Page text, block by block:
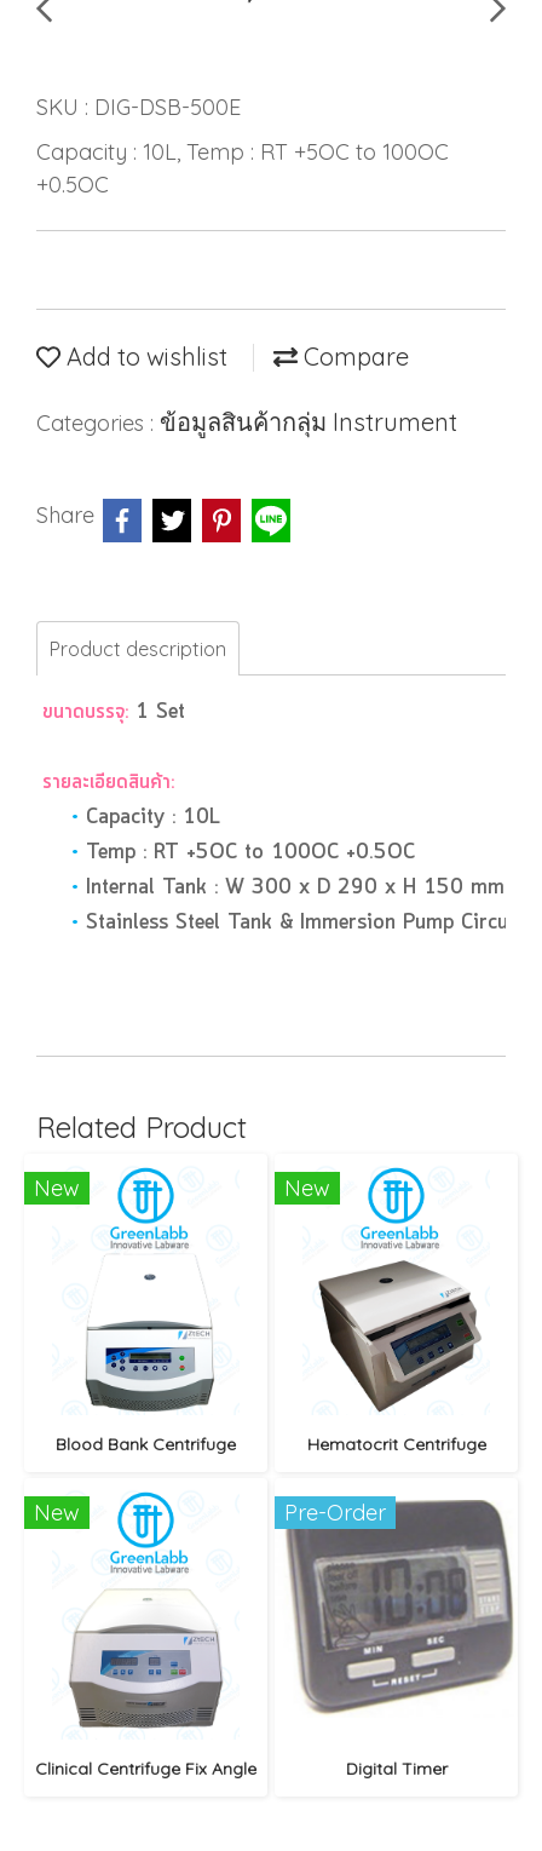
SKU : DIG-DSB-500E
Capacity : 10L, Temp : RT +5OC to 100OC
+0.5OC
Add to wishlist Compare
Categories : ข้อมูลสินค้ากลุ่ม Instrument
Share
Product description
ขนาดบรรจุ: 1 Set
รายละเอียดสินค้า:
• Capacity : 10L
• Temp : RT +5OC to 100OC +0.5OC
• Internal Tank : W 300 x D 290 x H 150 mm
• Stainless Steel Tank & Immersion Pump Circular
Related Product
New
Blood Bank Centrifuge
New
Hematocrit Centrifuge
New
Clinical Centrifuge Fix Angle
Pre-Order
Digital Timer